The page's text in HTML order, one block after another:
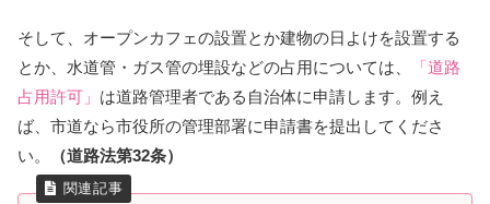
そして、オープンカフェの設置とか建物の日よけを設置する
とか、水道管・ガス管の埋設などの占用については、
「道路
占用許可」 は道路管理者である自治体に申請します。例え
ば、市道なら市役所の管理部署に申請書を提出してくださ
い。
（道路法第32条）